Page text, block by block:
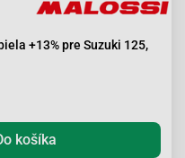
+13% pre Suzuki 125,
košíka